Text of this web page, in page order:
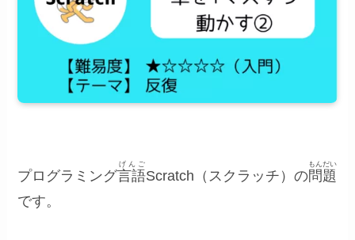
プログラミング言語
げんご
Scratch（スクラッチ）の問題
もんだい
です。